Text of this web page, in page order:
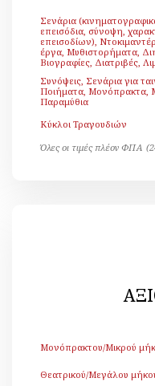
Σενάρια
επεισόδια, σύνοψη,
επεισοδίων),
έργα, Μυθιστορήματα,
Βιογραφίες, Διατριβές,
Συνόψεις, Σενάρια για
Ποιήματα, Μονόπρακτα,
Παραμύθια
Κύκλοι Τραγουδιών
Όλες οι τιμές πλέον ΦΠΑ
Μονόπρακτου/Μικρού
Θεατρικού/Μεγάλου